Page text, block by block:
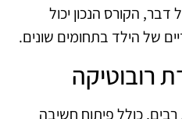
דבר, הקורס הנכון יכול
של הילד בתחומים שונים.
רובוטיקה
רבים, כולל פיתוח חשיבה